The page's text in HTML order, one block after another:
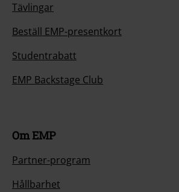
Tävlingar
Beställ EMP-presentkort
Studentrabatt
EMP Backstage Club
Om EMP
Partner-program
Hållbarhet